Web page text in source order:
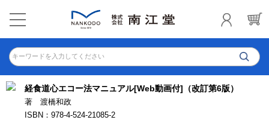
キーワードを入力してください
経食道心エコー法マニュアル[Web動画付]（改訂第6版）
著 渡橋和政
ISBN：978-4-524-21085-2